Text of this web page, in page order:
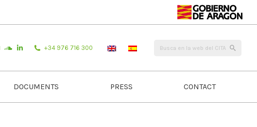
+34 976 716 300
DOCUMENTS PRESS CONTACT